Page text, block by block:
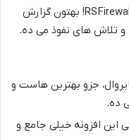
RSFirewall! بهتون گزارش
تلاش های نفوذ می ده.
جزو بهترین هاست و
ده.
این افزونه خیلی جامع و